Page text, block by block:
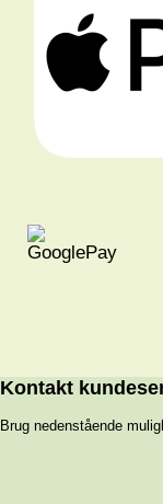
Kontakt
Brug nedenstående